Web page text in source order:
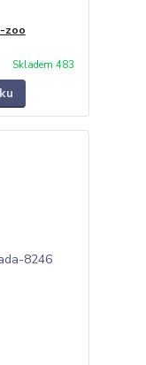
zoo
Skladem 483